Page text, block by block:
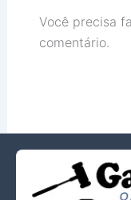
Você precisa
comentário.